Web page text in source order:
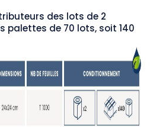
des lots de 2
palettes de 70 lots, soit 140